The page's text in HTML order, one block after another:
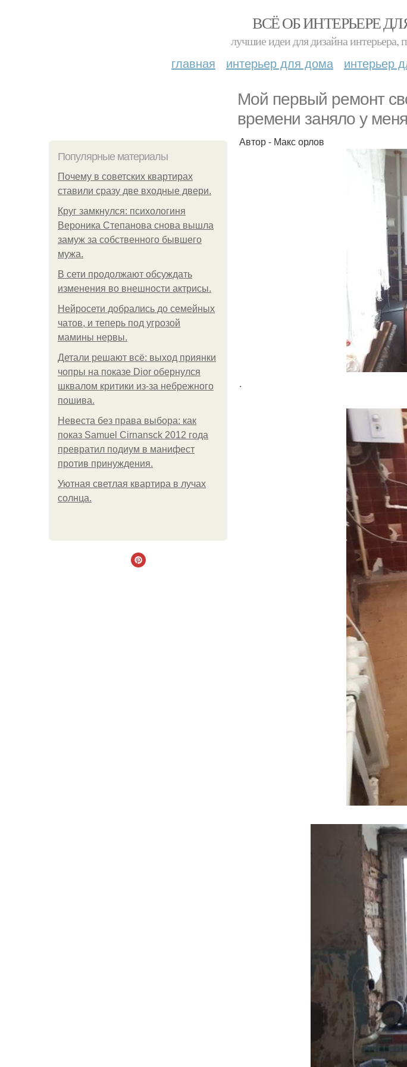
ВСЁ ОБ ИНТЕРЬЕРЕ
лучшие идеи для дизайна интерьера,
главная интерьер для дома интерьер
Мой первый ремонт
времени заняло у
Популярные материалы
Почему в советских квартирах
ставили сразу две входные двери.
Круг замкнулся: психологиня
Вероника Степанова снова вышла
замуж за собственного бывшего
мужа.
В сети продолжают обсуждать
изменения во внешности актрисы.
Нейросети добрались до семейных
чатов, и теперь под угрозой
мамины нервы.
Детали решают всё: выход приянки
чопры на показе Dior обернулся
шквалом критики из-за небрежного
пошива.
Невеста без права выбора: как
показ Samuel Cirnansck 2012 года
превратил подиум в манифест
против принуждения.
Уютная светлая квартира в лучах
солнца.
Автор - Макс орлов
.